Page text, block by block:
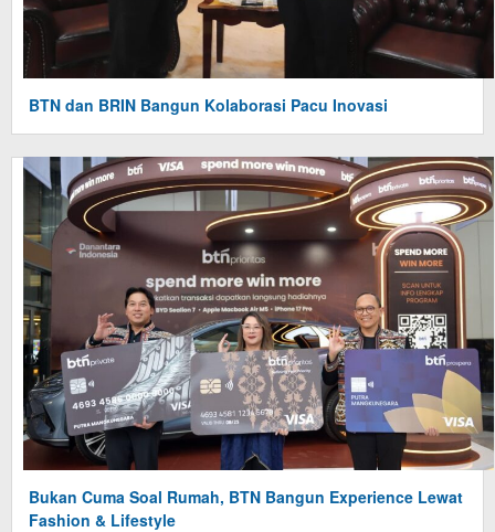
BTN dan BRIN Bangun Kolaborasi Pacu Inovasi
Bukan Cuma Soal Rumah, BTN Bangun Experience Lewat
Fashion & Lifestyle